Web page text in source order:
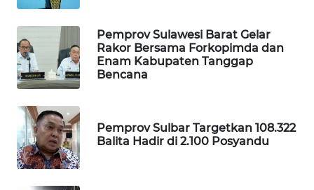
Pemprov Sulawesi Barat Gelar
Rakor Bersama Forkopimda dan
Enam Kabupaten Tanggap
Bencana
Pemprov Sulbar Targetkan 108.322
Balita Hadir di 2.100 Posyandu
LISTRIK
MASYARAKAT
KELISTRIKAN
ID
MAWAKA
ID